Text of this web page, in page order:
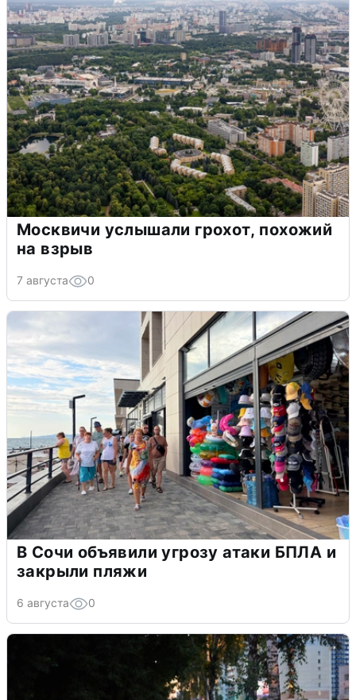
Москвичи услышали грохот, похожий
на взрыв
7 августа 0
В Сочи объявили угрозу атаки БПЛА и
закрыли пляжи
6 августа 0